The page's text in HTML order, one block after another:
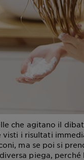
che agitano il
visti i risultati
ma se poi si
piega,